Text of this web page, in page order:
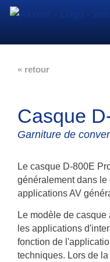
« retour
Casque
Garniture de
Le casque D-800E
généralement dans
applications AV
Le modèle de
les applications
fonction de
techniques. Lors de